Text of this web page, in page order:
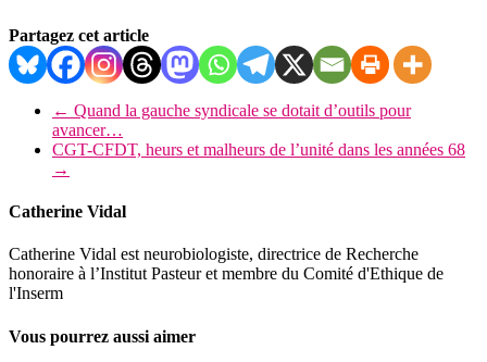
Partagez cet article
← Quand la gauche syndicale se dotait d’outils pour
avancer…
CGT-CFDT, heurs et malheurs de l’unité dans les années 68
→
Catherine Vidal
Catherine Vidal est neurobiologiste, directrice de Recherche
honoraire à l’Institut Pasteur et membre du Comité d'Ethique de
l'Inserm
Vous pourrez aussi aimer